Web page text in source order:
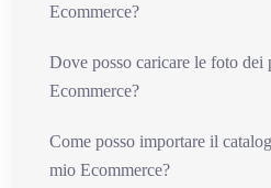
Ecommerce?
Dove posso caricare le foto dei
Ecommerce?
Come posso importare il
mio Ecommerce?